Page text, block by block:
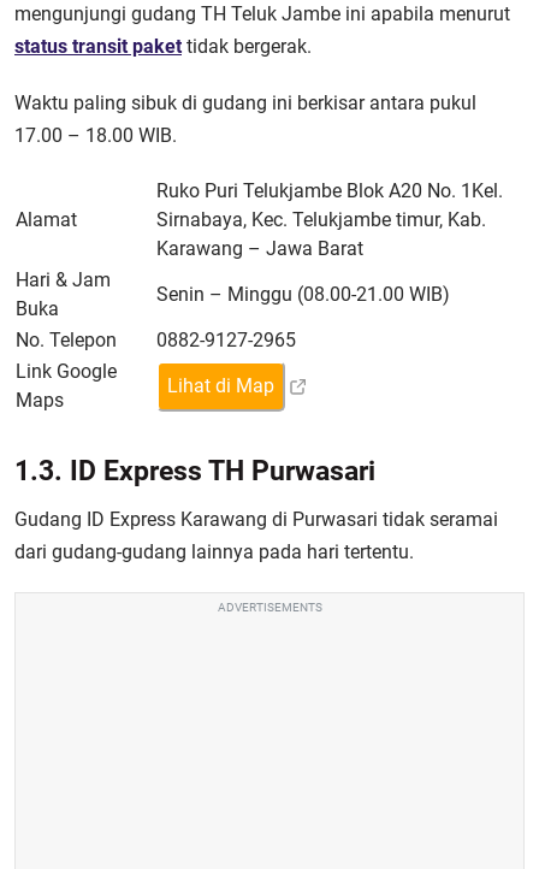
mengunjungi gudang TH Teluk Jambe ini apabila menurut
status transit paket tidak bergerak.
Waktu paling sibuk di gudang ini berkisar antara pukul
17.00 – 18.00 WIB.
Alamat
Ruko Puri Telukjambe Blok A20 No. 1Kel.
Sirnabaya, Kec. Telukjambe timur, Kab.
Karawang – Jawa Barat
Hari & Jam
Buka
Senin – Minggu (08.00-21.00 WIB)
No. Telepon
0882-9127-2965
Link Google
Maps
Lihat di Map
1.3. ID Express TH Purwasari
Gudang ID Express Karawang di Purwasari tidak seramai
dari gudang-gudang lainnya pada hari tertentu.
ADVERTISEMENTS